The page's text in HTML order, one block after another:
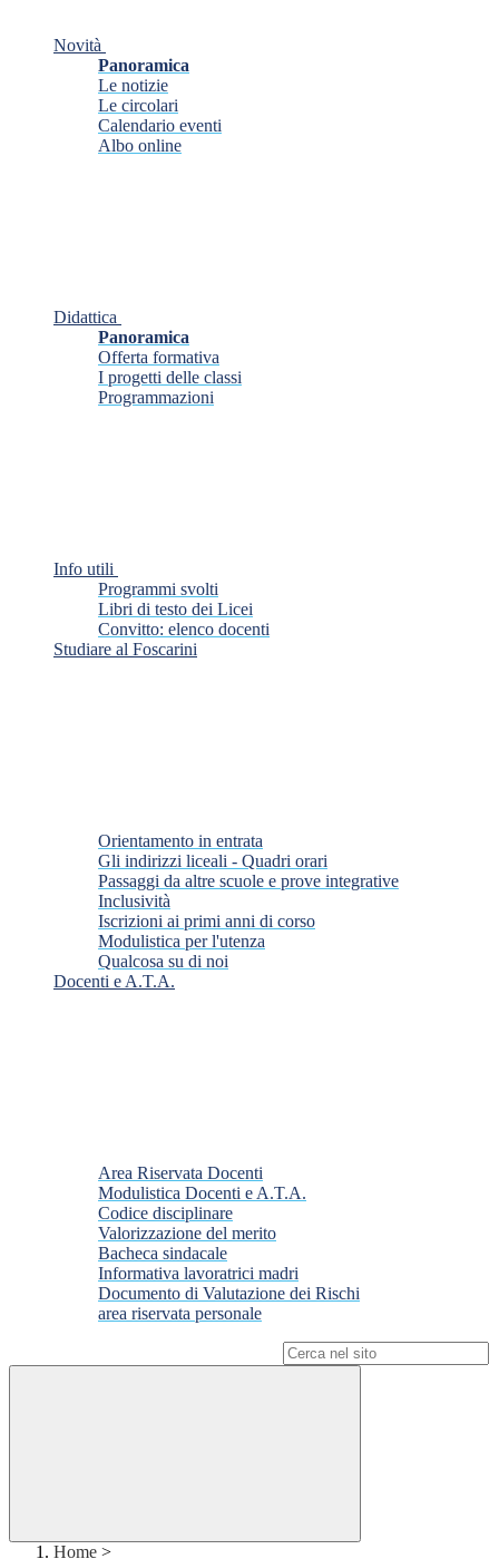
Novità
Panoramica
Le notizie
Le circolari
Calendario eventi
Albo online
Didattica
Panoramica
Offerta formativa
I progetti delle classi
Programmazioni
Info utili
Programmi svolti
Libri di testo dei Licei
Convitto: elenco docenti
Studiare al Foscarini
Orientamento in entrata
Gli indirizzi liceali - Quadri orari
Passaggi da altre scuole e prove integrative
Inclusività
Iscrizioni ai primi anni di corso
Modulistica per l'utenza
Qualcosa su di noi
Docenti e A.T.A.
Area Riservata Docenti
Modulistica Docenti e A.T.A.
Codice disciplinare
Valorizzazione del merito
Bacheca sindacale
Informativa lavoratrici madri
Documento di Valutazione dei Rischi
area riservata personale
Home >